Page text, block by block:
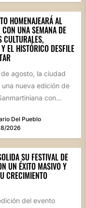
HOMENAJEARÁ AL
UNA SEMANA DE
CULTURALES,
EL HISTÓRICO DESFILE
de agosto, la ciudad
nueva edición de
con
Del Pueblo
2026
SU FESTIVAL DE
UN ÉXITO MASIVO Y
CRECIMIENTO
del evento